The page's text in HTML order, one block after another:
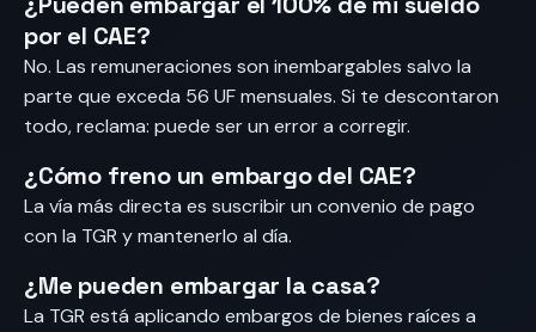
por el CAE?
No. Las remuneraciones son inembargables salvo la
parte que exceda 56 UF mensuales. Si te descontaron
todo, reclama: puede ser un error a corregir.
¿Cómo freno un embargo del CAE?
La vía más directa es suscribir un convenio de pago
con la TGR y mantenerlo al día.
¿Me pueden embargar la casa?
La TGR está aplicando embargos de bienes raíces a